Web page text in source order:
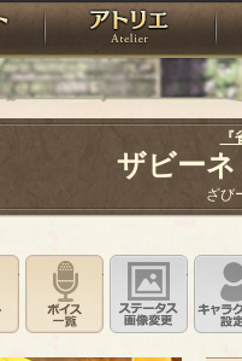
ローレット ア
ザビー
ざび
覧イラスト一覧ボイス一覧 ステ